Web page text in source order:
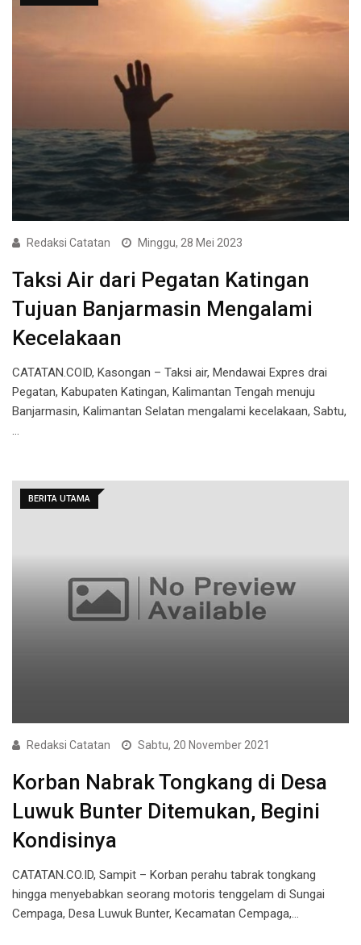
Redaksi Catatan Minggu, 28 Mei 2023
Taksi Air dari Pegatan Katingan
Tujuan Banjarmasin Mengalami
Kecelakaan
CATATAN.COID, Kasongan – Taksi air, Mendawai Expres drai
Pegatan, Kabupaten Katingan, Kalimantan Tengah menuju
Banjarmasin, Kalimantan Selatan mengalami kecelakaan, Sabtu,
…
BERITA UTAMA
Redaksi Catatan Sabtu, 20 November 2021
Korban Nabrak Tongkang di Desa
Luwuk Bunter Ditemukan, Begini
Kondisinya
CATATAN.CO.ID, Sampit – Korban perahu tabrak tongkang
hingga menyebabkan seorang motoris tenggelam di Sungai
Cempaga, Desa Luwuk Bunter, Kecamatan Cempaga,…